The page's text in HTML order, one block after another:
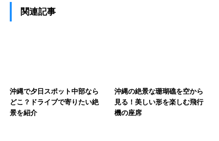
関連記事
沖縄で夕日スポット中部なら
どこ？ドライブで寄りたい絶
景を紹介
沖縄の絶景な珊瑚礁を空から
見る！美しい形を楽しむ飛行
機の座席